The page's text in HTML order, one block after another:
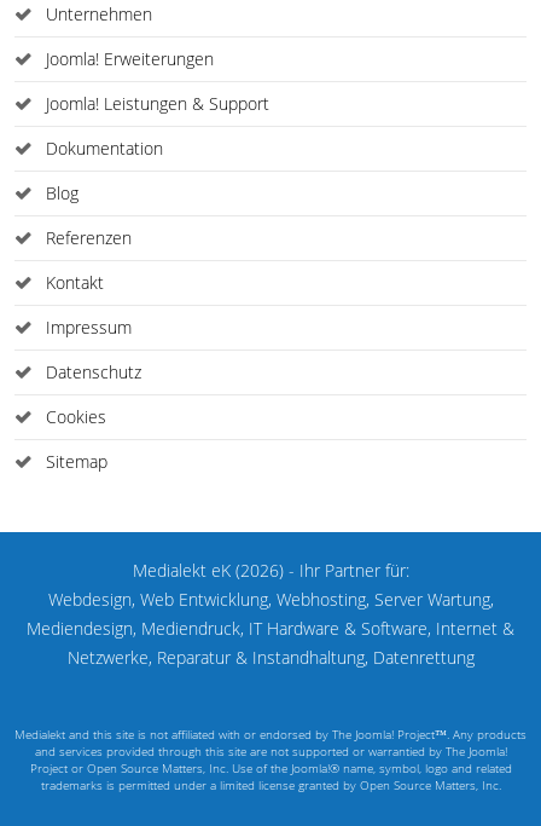
Unternehmen
Joomla! Erweiterungen
Joomla! Leistungen & Support
Dokumentation
Blog
Referenzen
Kontakt
Impressum
Datenschutz
Cookies
Sitemap
Medialekt eK (2026) - Ihr Partner für:
Webdesign, Web Entwicklung, Webhosting, Server Wartung,
Mediendesign, Mediendruck, IT Hardware & Software, Internet &
Netzwerke, Reparatur & Instandhaltung, Datenrettung
Medialekt and this site is not affiliated with or endorsed by The Joomla! Project™. Any products
and services provided through this site are not supported or warrantied by The Joomla!
Project or Open Source Matters, Inc. Use of the Joomla!® name, symbol, logo and related
trademarks is permitted under a limited license granted by Open Source Matters, Inc.